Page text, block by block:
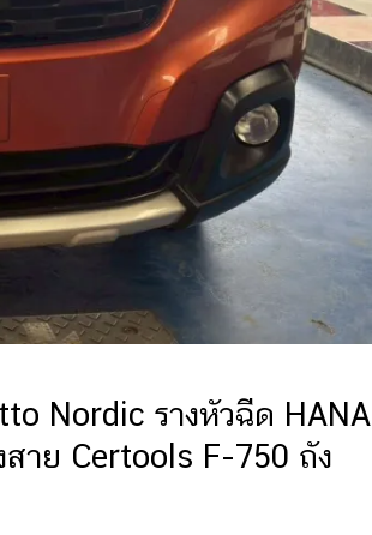
Nordic รางหัวฉีด HANA
าย Certools F-750 ถัง